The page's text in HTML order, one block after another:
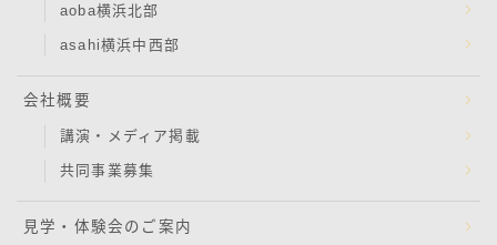
aoba横浜北部
asahi横浜中西部
会社概要
講演・メディア掲載
共同事業募集
見学・体験会のご案内